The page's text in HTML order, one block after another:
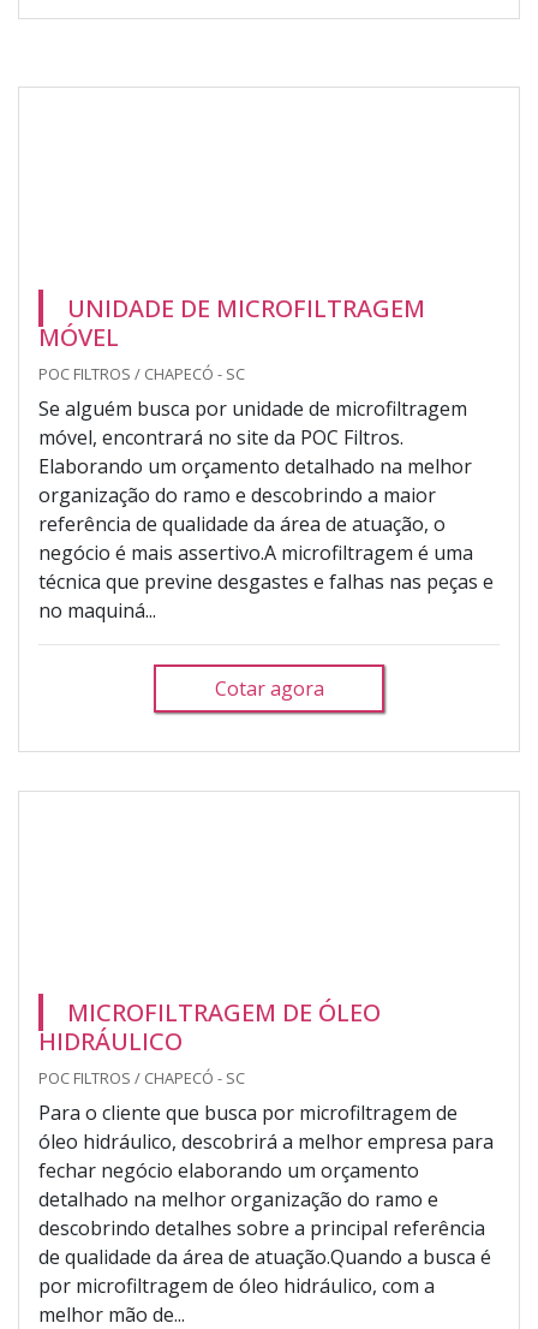
UNIDADE DE MICROFILTRAGEM
MÓVEL
POC FILTROS / CHAPECÓ - SC
Se alguém busca por unidade de microfiltragem
móvel, encontrará no site da POC Filtros.
Elaborando um orçamento detalhado na melhor
organização do ramo e descobrindo a maior
referência de qualidade da área de atuação, o
negócio é mais assertivo.A microfiltragem é uma
técnica que previne desgastes e falhas nas peças e
no maquiná...
Cotar agora
MICROFILTRAGEM DE ÓLEO
HIDRÁULICO
POC FILTROS / CHAPECÓ - SC
Para o cliente que busca por microfiltragem de
óleo hidráulico, descobrirá a melhor empresa para
fechar negócio elaborando um orçamento
detalhado na melhor organização do ramo e
descobrindo detalhes sobre a principal referência
de qualidade da área de atuação.Quando a busca é
por microfiltragem de óleo hidráulico, com a
melhor mão de...